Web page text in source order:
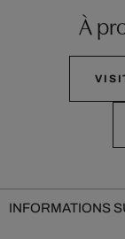
À
INFORMATIONS